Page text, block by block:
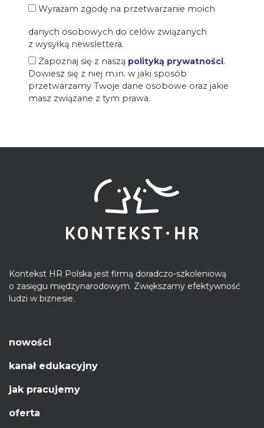
Wyrażam zgodę na przetwarzanie moich
danych osobowych do celów związanych
z wysyłką newslettera.
Zapoznaj się z naszą polityką prywatności.
Dowiesz się z niej m.in. w jaki sposób
przetwarzamy Twoje dane osobowe oraz jakie
masz związane z tym prawa.
Kontekst HR Polska jest firmą doradczo-szkoleniową
o zasięgu międzynarodowym. Zwiększamy efektywność
ludzi w biznesie.
nowości
kanał edukacyjny
jak pracujemy
oferta